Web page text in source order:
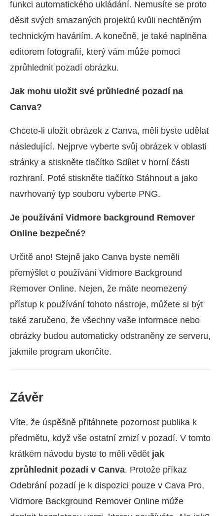
funkci automatického ukládání. Nemusíte se proto
děsit svých smazaných projektů kvůli nechtěným
technickým haváriím. A konečně, je také naplněna
editorem fotografií, který vám může pomoci
zprůhlednit pozadí obrázku.
Jak mohu uložit své průhledné pozadí na
Canva?
Chcete-li uložit obrázek z Canva, měli byste udělat
následující. Nejprve vyberte svůj obrázek v oblasti
stránky a stiskněte tlačítko Sdílet v horní části
rozhraní. Poté stiskněte tlačítko Stáhnout a jako
navrhovaný typ souboru vyberte PNG.
Je používání Vidmore background Remover
Online bezpečné?
Určitě ano! Stejně jako Canva byste neměli
přemýšlet o používání Vidmore Background
Remover Online. Nejen, že máte neomezený
přístup k používání tohoto nástroje, můžete si být
také zaručeno, že všechny vaše informace nebo
obrázky budou automaticky odstraněny ze serveru,
jakmile program ukončíte.
Závěr
Víte, že úspěšně přitáhnete pozornost publika k
předmětu, když vše ostatní zmizí v pozadí. V tomto
krátkém návodu byste to měli vědět jak
zprůhlednit pozadí v Canva. Protože příkaz
Odebrání pozadí je k dispozici pouze v Cava Pro,
Vidmore Background Remover Online může